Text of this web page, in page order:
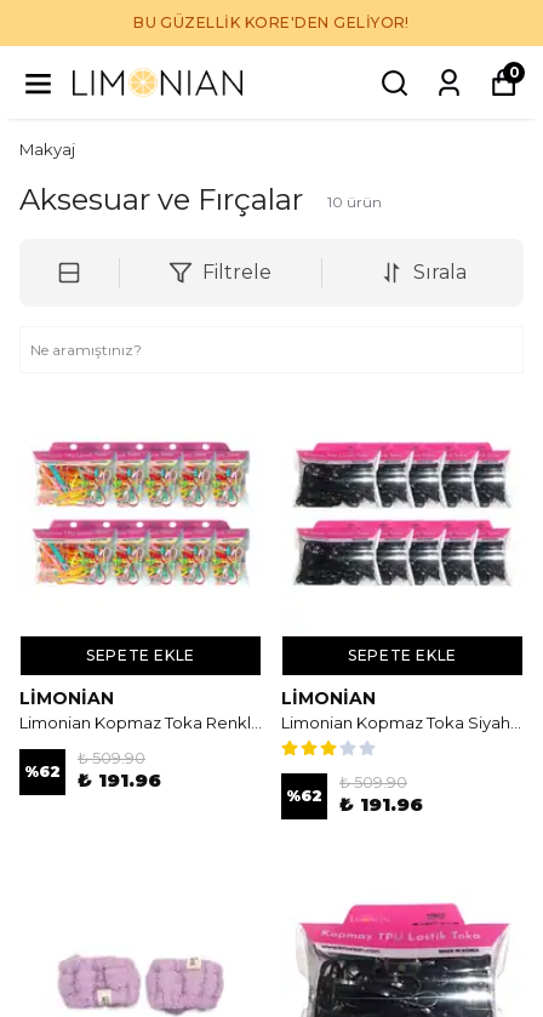
BU GÜZELLİK KORE'DEN GELİYOR!
0
Makyaj
Aksesuar ve Fırçalar 10 ürün
Filtrele Sırala
SEPETE EKLE
LIMONIAN
%62
₺ 509.90
₺ 191.96
SEPETE EKLE
LIMONIAN
%62
₺ 509.90
₺ 191.96